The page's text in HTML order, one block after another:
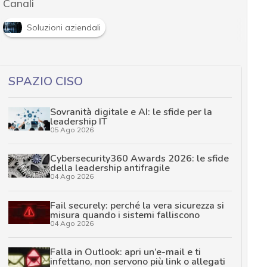
Canali
Soluzioni aziendali
SPAZIO CISO
Sovranità digitale e AI: le sfide per la
leadership IT
05 Ago 2026
Cybersecurity360 Awards 2026: le sfide
della leadership antifragile
04 Ago 2026
Fail securely: perché la vera sicurezza si
misura quando i sistemi falliscono
04 Ago 2026
Falla in Outlook: apri un’e-mail e ti
infettano, non servono più link o allegati